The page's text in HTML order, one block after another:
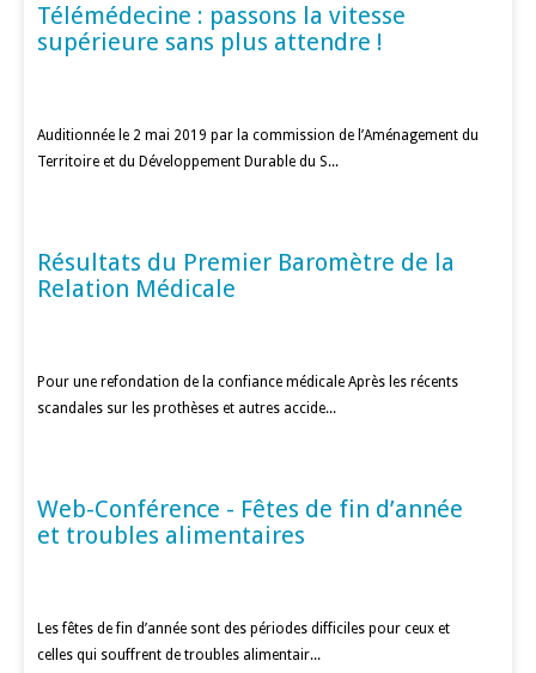
Télémédecine : passons la vitesse
supérieure sans plus attendre !
Auditionnée le 2 mai 2019 par la commission de l’Aménagement du
Territoire et du Développement Durable du S...
PATIENTS
Résultats du Premier Baromètre de la
Relation Médicale
Pour une refondation de la confiance médicale Après les récents
scandales sur les prothèses et autres accide...
EDUCATION THÉRAPEUTIQUE
Web-Conférence - Fêtes de fin d’année
et troubles alimentaires
Les fêtes de fin d’année sont des périodes difficiles pour ceux et
celles qui souffrent de troubles alimentair...